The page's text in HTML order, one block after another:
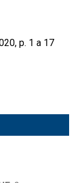
p. 1 a 17